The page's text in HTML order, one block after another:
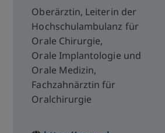
Oberärztin, Leiterin der
Hochschulambulanz für
Orale Chirurgie,
Orale Implantologie und
Orale Medizin,
Fachzahnärztin für
Oralchirurgie